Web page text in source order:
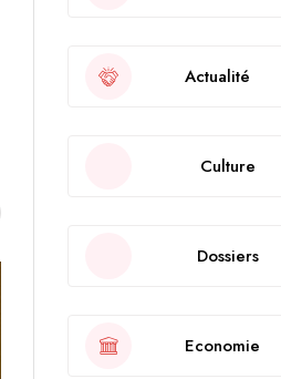
Actualité
Culture
Dossiers
Economie